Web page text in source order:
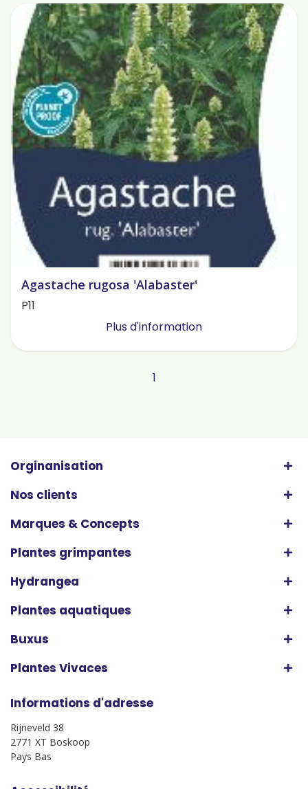
Agastache rugosa 'Alabaster'
P11
Plus d'information
1
Orginanisation
Nos clients
Marques & Concepts
Plantes grimpantes
Hydrangea
Plantes aquatiques
Buxus
Plantes Vivaces
Informations d'adresse
Rijneveld 38
2771 XT Boskoop
Pays Bas